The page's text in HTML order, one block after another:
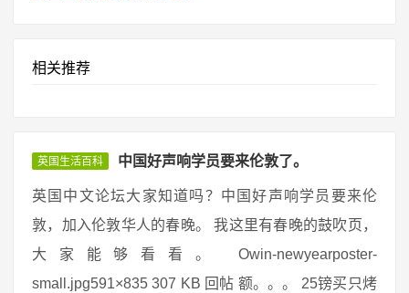
相关推荐
英国生活百科 中国好声响学员要来伦敦了。
英国中文论坛大家知道吗？中国好声响学员要来伦
敦，加入伦敦华人的春晚。 我这里有春晚的鼓吹页，
大家能够看看。 Owin-newyearposter-
small.jpg591×835 307 KB 回帖 额。。。 25镑买只烤